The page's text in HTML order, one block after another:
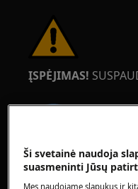
ĮSPĖJIMAS!
Dėvėkite saugos
Ši svetainė naudoja
suasmeninti Jūsų
Mes naudojame slapukus ir